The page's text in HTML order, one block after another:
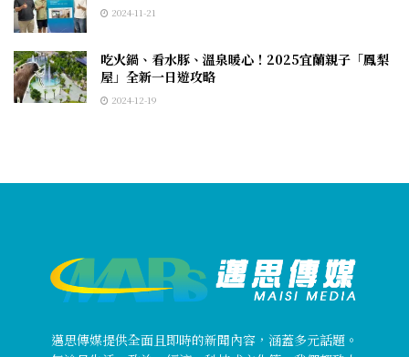
2024-11-21
吃火鍋、看水豚、溫泉暖心！2025宜蘭親子「鳳梨
屋」全新一日遊攻略
2024-12-19
邁思傳媒提供全面且即時的新聞內容，涵蓋多元話題。